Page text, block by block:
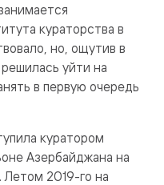
кураторства в
но, ощутив в
уйти на
в первую очередь
куратором
Азербайджана на
2019-го на